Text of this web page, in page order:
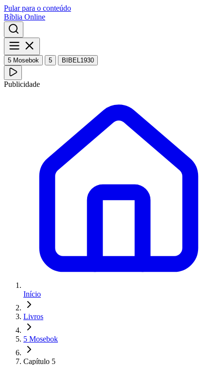
Pular para o conteúdo
Bíblia Online
5 Mosebok 5 BIBEL1930
Publicidade
Início
Livros
5 Mosebok
Capítulo 5